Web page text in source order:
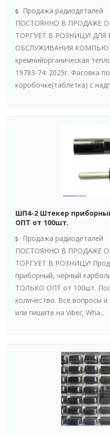
Продажа радиодеталей
ПОСТОЯННО В ПРОДАЖЕ
ТОРГУЕТ В РОЗНИЦУ!
ОБСЛУЖИВАНИЯ
кремнийорганическая
19783-74: 2025г. Фасовка
коробочке(таблетка) с
ШП4-2 Штекер
ОПТ от 100шт.
Продажа радиодеталей
ПОСТОЯННО В ПРОДАЖЕ
ТОРГУЕТ В РОЗНИЦУ!
приборный, черный
ТОЛЬКО ОПТ от 100шт.
количество. Все вопросы
или пишите на Viber, Wha...